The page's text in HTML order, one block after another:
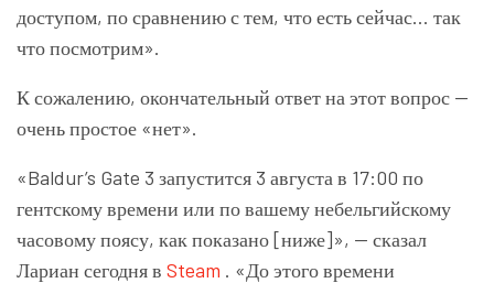
доступом, по сравнению с тем, что есть сейчас… так
что посмотрим».
К сожалению, окончательный ответ на этот вопрос —
очень простое «нет».
«Baldur’s Gate 3 запустится 3 августа в 17:00 по
гентскому времени или по вашему небельгийскому
часовому поясу, как показано [ниже]», — сказал
Лариан сегодня в Steam . «До этого времени